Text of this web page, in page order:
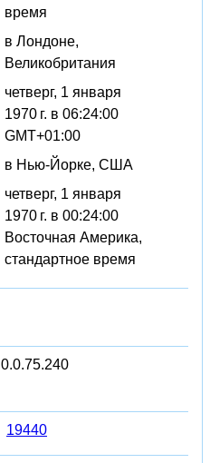
время
в Лондоне,
Великобритания
четверг, 1 января
1970 г. в 06:24:00
GMT+01:00
в Нью-Йорке, США
четверг, 1 января
1970 г. в 00:24:00
Восточная Америка,
стандартное время
0.0.75.240
19440